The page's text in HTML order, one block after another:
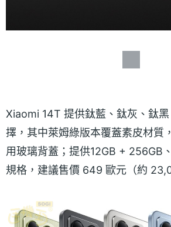
Xiaomi 14T 提供鈦藍、鈦灰、鈦
擇，其中萊姆綠版本覆蓋素皮材質
用玻璃背蓋；提供12GB + 256GB
規格，建議售價 649 歐元（約